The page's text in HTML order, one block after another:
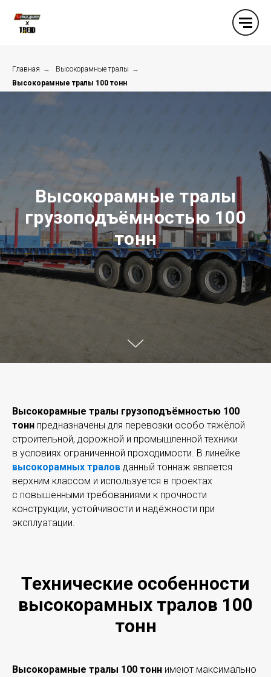
Главная → Высокорамные тралы →
Высокорамные тралы 100 тонн
Высокорамные тралы
грузоподъёмностью 100
тонн
Высокорамные тралы грузоподъёмностью 100
тонн предназначены для перевозки особо тяжёлой
строительной, дорожной и промышленной техники
в условиях ограниченной проходимости. В линейке
высокорамных тралов данный тоннаж является
верхним классом и используется в проектах
с повышенными требованиями к прочности
конструкции, устойчивости и надёжности при
эксплуатации.
Технические особенности
высокорамных тралов 100
тонн
Высокорамные тралы 100 тонн имеют максимально